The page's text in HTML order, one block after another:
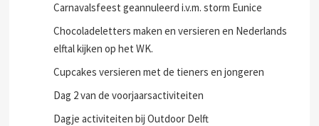
Carnavalsfeest geannuleerd i.v.m. storm Eunice
Chocoladeletters maken en versieren en Nederlands
elftal kijken op het WK.
Cupcakes versieren met de tieners en jongeren
Dag 2 van de voorjaarsactiviteiten
Dagje activiteiten bij Outdoor Delft